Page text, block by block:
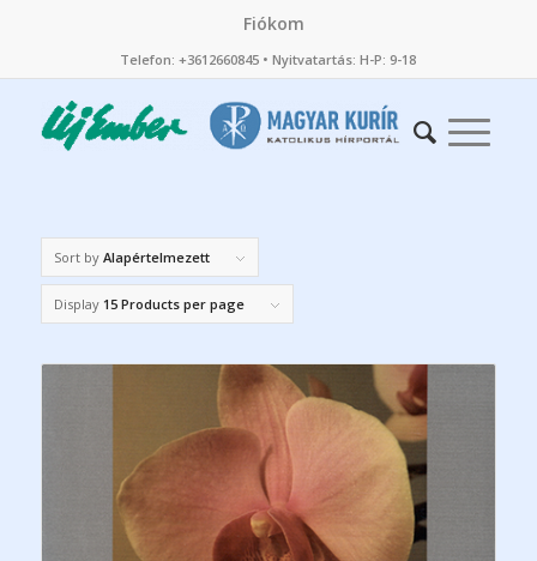
Fiókom
Telefon: +3612660845 • Nyitvatartás: H-P: 9-18
Sort by Alapértelmezett
Display 15 Products per page